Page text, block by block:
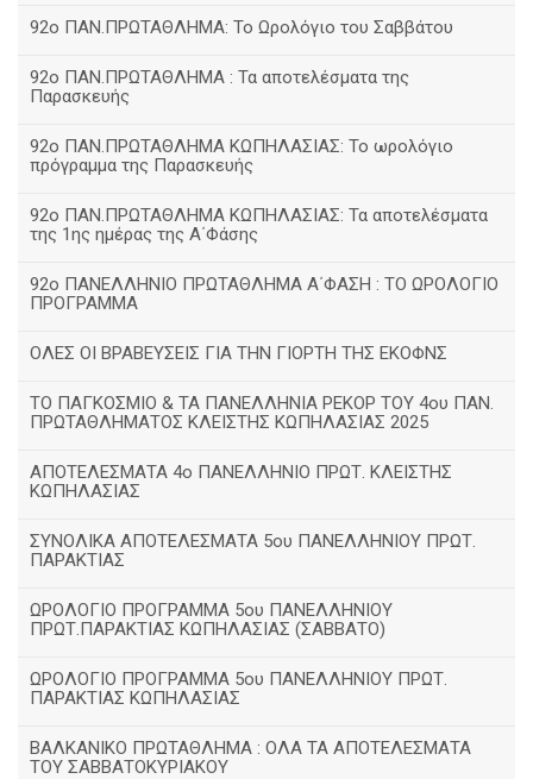
92ο ΠΑΝ.ΠΡΩΤΑΘΛΗΜΑ: Το Ωρολόγιο του Σαββάτου
92ο ΠΑΝ.ΠΡΩΤΑΘΛΗΜΑ : Τα αποτελέσματα της
Παρασκευής
92o ΠΑΝ.ΠΡΩΤΑΘΛΗΜΑ ΚΩΠΗΛΑΣΙΑΣ: Το ωρολόγιο
πρόγραμμα της Παρασκευής
92ο ΠΑΝ.ΠΡΩΤΑΘΛΗΜΑ ΚΩΠΗΛΑΣΙΑΣ: Τα αποτελέσματα
της 1ης ημέρας της Α΄Φάσης
92ο ΠΑΝΕΛΛΗΝΙΟ ΠΡΩΤΑΘΛΗΜΑ Α΄ΦΑΣΗ : ΤΟ ΩΡΟΛΟΓΙΟ
ΠΡΟΓΡΑΜΜΑ
ΟΛΕΣ ΟΙ ΒΡΑΒΕΥΣΕΙΣ ΓΙΑ ΤΗΝ ΓΙΟΡΤΗ ΤΗΣ ΕΚΟΦΝΣ
TΟ ΠΑΓΚΟΣΜΙΟ & ΤΑ ΠΑΝΕΛΛΗΝΙΑ ΡΕΚΟΡ ΤΟΥ 4ου ΠΑΝ.
ΠΡΩΤΑΘΛΗΜΑΤΟΣ ΚΛΕΙΣΤΗΣ ΚΩΠΗΛΑΣΙΑΣ 2025
ΑΠΟΤΕΛΕΣΜΑΤΑ 4ο ΠΑΝΕΛΛΗΝΙΟ ΠΡΩΤ. ΚΛΕΙΣΤΗΣ
ΚΩΠΗΛΑΣΙΑΣ
ΣΥΝΟΛΙΚΑ ΑΠΟΤΕΛΕΣΜΑΤΑ 5ου ΠΑΝΕΛΛΗΝΙΟΥ ΠΡΩΤ.
ΠΑΡΑΚΤΙΑΣ
ΩΡΟΛΟΓΙΟ ΠΡΟΓΡΑΜΜΑ 5ου ΠΑΝΕΛΛΗΝΙΟΥ
ΠΡΩΤ.ΠΑΡΑΚΤΙΑΣ ΚΩΠΗΛΑΣΙΑΣ (ΣΑΒΒΑΤΟ)
ΩΡΟΛΟΓΙΟ ΠΡΟΓΡΑΜΜΑ 5ου ΠΑΝΕΛΛΗΝΙΟΥ ΠΡΩΤ.
ΠΑΡΑΚΤΙΑΣ ΚΩΠΗΛΑΣΙΑΣ
ΒΑΛΚΑΝΙΚΟ ΠΡΩΤΑΘΛΗΜΑ : ΟΛΑ ΤΑ ΑΠΟΤΕΛΕΣΜΑΤΑ
ΤΟΥ ΣΑΒΒΑΤΟΚΥΡΙΑΚΟΥ